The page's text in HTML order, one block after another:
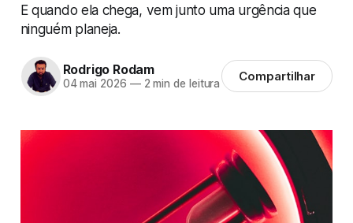
E quando ela chega, vem junto uma urgência que
ninguém planeja.
Rodrigo Rodam
04 mai 2026 —2 min de leitura Compartilhar